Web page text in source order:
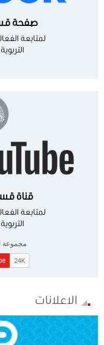
صفحة قسم
لمتابعة
قناة
لمتابعة
الاعلانات